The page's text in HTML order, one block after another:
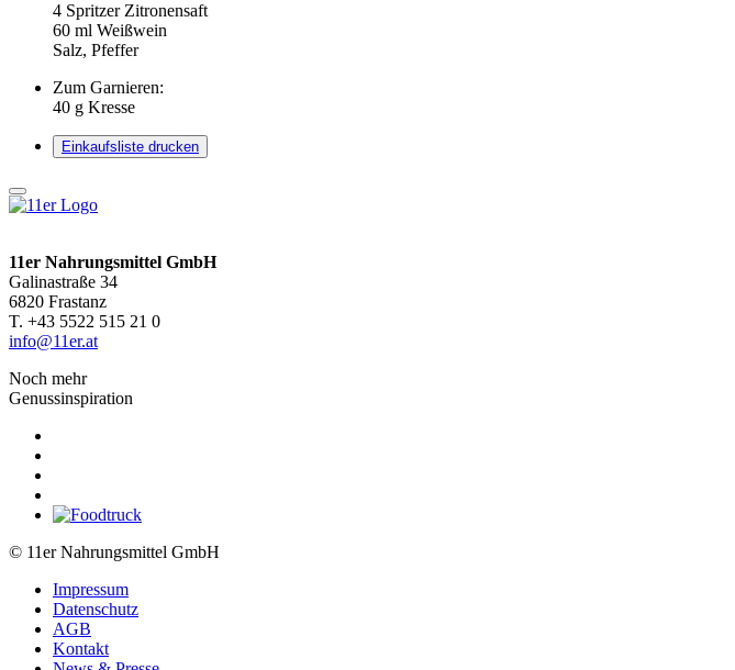
4 Spritzer Zitronensaft
60 ml Weißwein
Salz, Pfeffer
Zum Garnieren:
40 g Kresse
Einkaufsliste drucken
11er Nahrungsmittel GmbH
Galinastraße 34
6820 Frastanz
T. +43 5522 515 21 0
info@11er.at
Noch mehr
Genussinspiration
© 11er Nahrungsmittel GmbH
Impressum
Datenschutz
AGB
Kontakt